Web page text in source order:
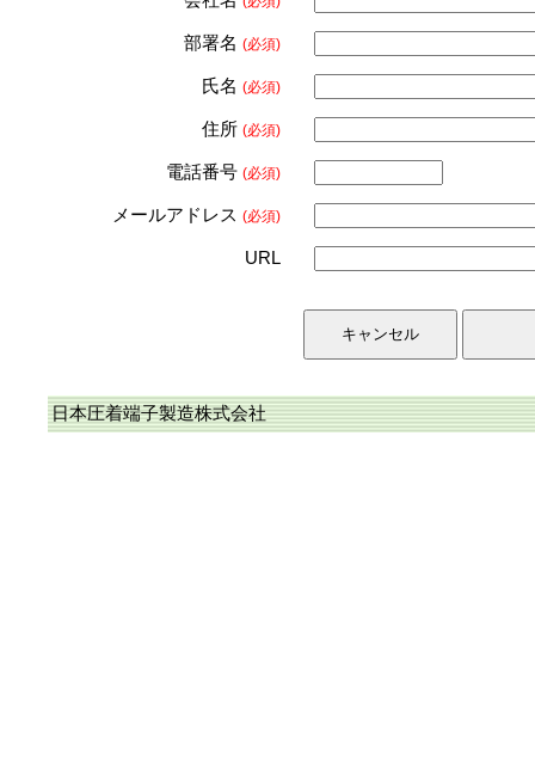
部署名 (必須)
氏名 (必須)
住所 (必須)
電話番号 (必須)
メールアドレス (必須)
URL
日本圧着端子製造株式会社